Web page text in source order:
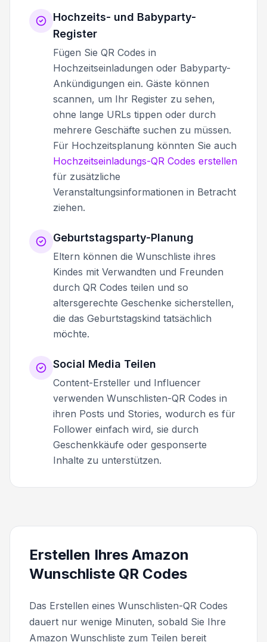
Hochzeits- und Babyparty-
Register
Fügen Sie QR Codes in
Hochzeitseinladungen oder Babyparty-
Ankündigungen ein. Gäste können
scannen, um Ihr Register zu sehen,
ohne lange URLs tippen oder durch
mehrere Geschäfte suchen zu müssen.
Für Hochzeitsplanung könnten Sie auch
Hochzeitseinladungs-QR Codes erstellen
für zusätzliche
Veranstaltungsinformationen in Betracht
ziehen.
Geburtstagsparty-Planung
Eltern können die Wunschliste ihres
Kindes mit Verwandten und Freunden
durch QR Codes teilen und so
altersgerechte Geschenke sicherstellen,
die das Geburtstagskind tatsächlich
möchte.
Social Media Teilen
Content-Ersteller und Influencer
verwenden Wunschlisten-QR Codes in
ihren Posts und Stories, wodurch es für
Follower einfach wird, sie durch
Geschenkkäufe oder gesponserte
Inhalte zu unterstützen.
Erstellen Ihres Amazon
Wunschliste QR Codes
Das Erstellen eines Wunschlisten-QR Codes
dauert nur wenige Minuten, sobald Sie Ihre
Amazon Wunschliste zum Teilen bereit